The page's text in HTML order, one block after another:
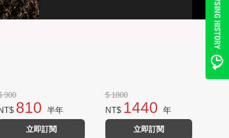
900
810 半年
立即訂閱
$ 1800
NT$ 1440 年
立即訂閱